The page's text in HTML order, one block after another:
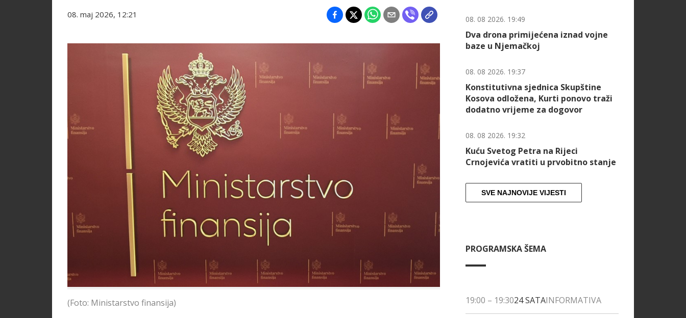
08. maj 2026, 12:21
(Foto: Ministarstvo finansija)
08. 08 2026. 19:49
Dva drona primijećena iznad vojne
baze u Njemačkoj
08. 08 2026. 19:37
Konstitutivna sjednica Skupštine
Kosova odložena, Kurti ponovo traži
dodatno vrijeme za dogovor
08. 08 2026. 19:32
Kuću Svetog Petra na Rijeci
Crnojevića vratiti u prvobitno stanje
SVE NAJNOVIJE VIJESTI
PROGRAMSKA ŠEMA
19:00 – 19:3024 SATAINFORMATIVA